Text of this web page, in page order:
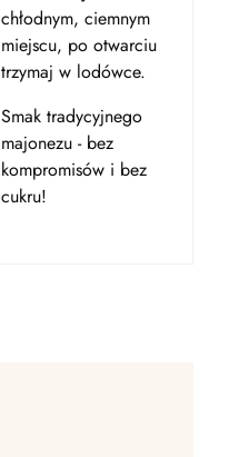
chłodnym, ciemnym
miejscu, po otwarciu
trzymaj w lodówce.
Smak tradycyjnego
majonezu - bez
kompromisów i bez
cukru!